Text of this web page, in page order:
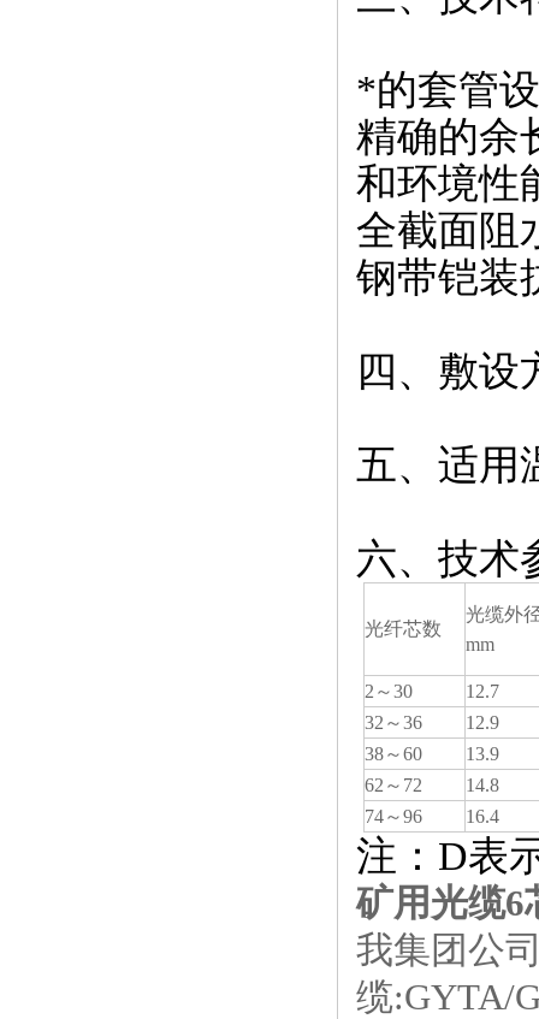
*的套管
精确的余
和环境性
全截面阻
钢带铠装
四、敷设
五、适
六、技术
光纤芯数
光缆外
mm
2～30
12.7
32～36
12.9
38～60
13.9
62～72
14.8
74～96
16.4
注：D表
矿用光缆
我集团公
缆:GYTA/